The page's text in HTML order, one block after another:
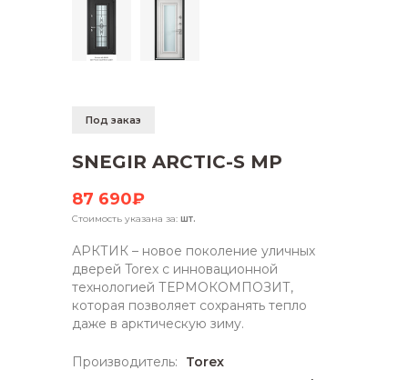
Под заказ
SNEGIR ARCTIC-S MP
87 690₽
Стоимость указана за: шт.
АРКТИК – новое поколение уличных
дверей Torex с инновационной
технологией ТЕРМОКОМПОЗИТ,
которая позволяет сохранять тепло
даже в арктическую зиму.
Производитель:
Torex